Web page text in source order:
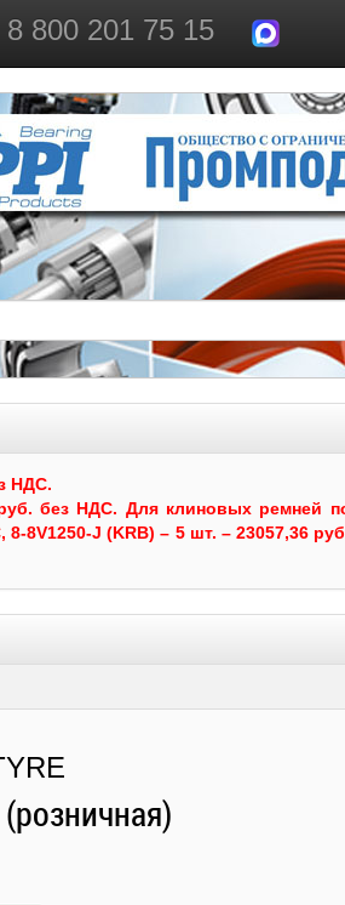
8 800 201 75 15
НДС.
без НДС. Для клиновых ремней
8V1250-J (KRB) – 5 шт. – 23057,36